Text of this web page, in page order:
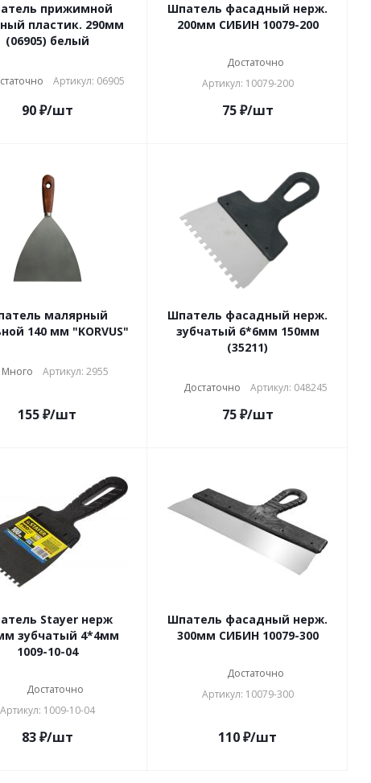
прижимной
пластик. 290мм
(06905) белый
Артикул: 06905
90₽/шт
Шпатель фасадный нерж.
200мм СИБИН 10079-200
Достаточно
Артикул: 10079-200
75₽/шт
малярный
140 мм "KORVUS"
Много Артикул: 2955
155₽/шт
Шпатель фасадный нерж.
зубчатый 6*6мм 150мм
(35211)
Достаточно Артикул: 048245
75₽/шт
Stayer нерж
зубчатый 4*4мм
1009-10-04
Достаточно
Артикул: 1009-10-04
83₽/шт
Шпатель фасадный нерж.
300мм СИБИН 10079-300
Достаточно
Артикул: 10079-300
110₽/шт